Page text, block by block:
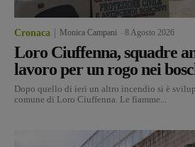
Cronaca Monica Campani 8 Agosto 2026
Loro Ciuffenna, squadre
lavoro per un rogo nei
Dopo quello di ieri un altro incendio si è
comune di Loro Ciuffenna. Le fiamme...